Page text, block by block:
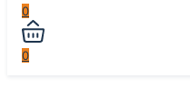
0
0